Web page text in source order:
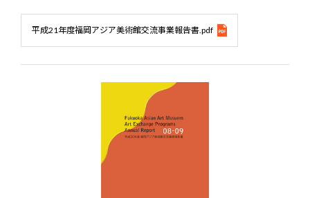
平成21年度福岡アジア美術館交流事業報告書.pdf